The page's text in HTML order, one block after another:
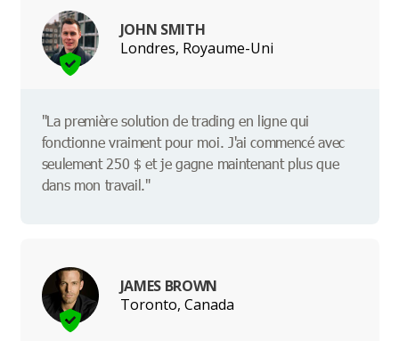
JOHN SMITH
Londres, Royaume-Uni
"La première solution de trading en ligne qui
fonctionne vraiment pour moi. J'ai commencé avec
seulement 250 $ et je gagne maintenant plus que
dans mon travail."
JAMES BROWN
Toronto, Canada